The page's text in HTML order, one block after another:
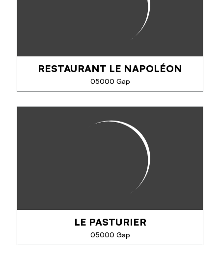
TÉLÉPHONE
EN SAVOIR PLUS
RESTAURANT LE NAPOLÉON
05000 Gap
Au Domaine Napoléon, à Gap, restaurant convivial
entre ville et montagne : pizzas au feu de bois,
plats gourmands, spécialités montagnardes, glaces
artisanales et terrasse nature. Ouvert...
TÉLÉPHONE
EN SAVOIR PLUS
LE PASTURIER
05000 Gap